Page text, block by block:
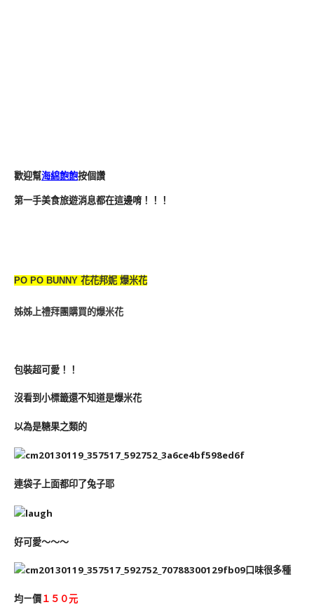
歡迎幫海綿飽飽按個讚
第一手美食旅遊消息都在這邊唷！！！
PO PO BUNNY 花花邦妮 爆米花
姊姊上禮拜團購買的爆米花
包裝超可愛！！
沒看到小標籤還不知道是爆米花
以為是糖果之類的
連袋子上面都印了兔子耶
好可愛～～～
口味很多種
均ㄧ價１５０元